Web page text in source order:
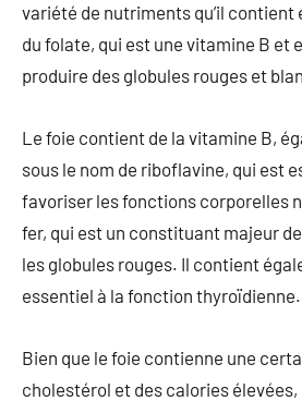
variété de nutriments qu’il
du folate, qui est une vitamine B et
produire des globules rouges et
Le foie contient de la vitamine B,
sous le nom de riboflavine, qui est
favoriser les fonctions corporelles
fer, qui est un constituant majeur
les globules rouges. Il contient
essentiel à la fonction thyroïdienne.
Bien que le foie contienne une
cholestérol et des calories élevées,